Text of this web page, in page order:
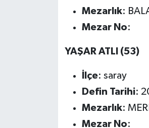
Mezarlık:
Mezar No:
YAŞAR ATLI (53)
İlçe: saray
Defin Tarihi:
Mezarlık:
Mezar No: